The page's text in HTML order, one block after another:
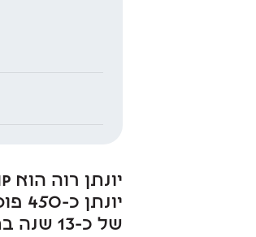
של כ-13 שנה בתעשיית המובייל, עם תפקידים בפיתוח העסקי ושיווק B2B ו-B2C.